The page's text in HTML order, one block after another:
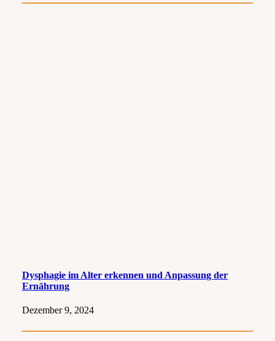
Dysphagie im Alter erkennen und Anpassung der
Ernährung
Dezember 9, 2024